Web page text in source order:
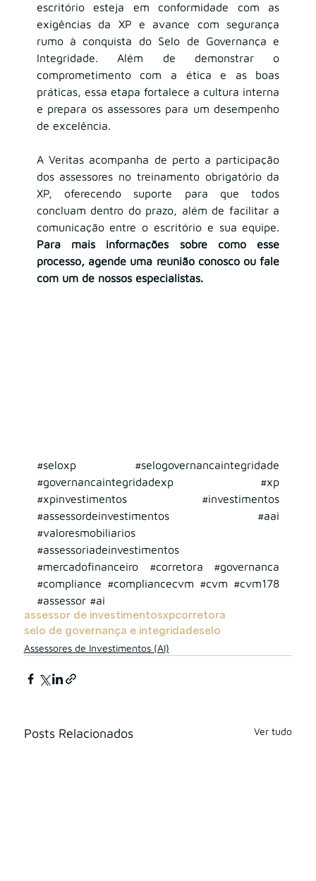
escritório esteja em conformidade com as
exigências da XP e avance com segurança
rumo à conquista do Selo de Governança e
Integridade. Além de demonstrar o
comprometimento com a ética e as boas
práticas, essa etapa fortalece a cultura interna
e prepara os assessores para um desempenho
de excelência.
A Veritas acompanha de perto a participação
dos assessores no treinamento obrigatório da
XP, oferecendo suporte para que todos
concluam dentro do prazo, além de facilitar a
Para mais informações sobre como esse
processo, agende uma reunião conosco ou fale
com um de nossos especialistas.
#seloxp
#selogovernancaintegridade
#governancaintegridadexp
#xp
#xpinvestimentos
#investimentos
#assessordeinvestimentos
#aai
#valoresmobiliarios
#assessoriadeinvestimentos
#mercadofinanceiro
#corretora
#governanca
#compliance #compliancecvm #cvm #cvm178
#assessor #ai
assessor de investimentosxpcorretora
selo de governança e integridadeselo
Assessores de Investimentos (AI)
Posts Relacionados Ver tudo